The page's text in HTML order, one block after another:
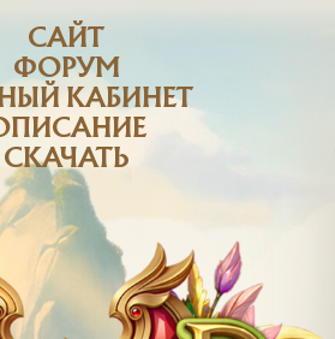
САЙТ
ФОРУМ
КАБИНЕТ
СКАЧАТЬ